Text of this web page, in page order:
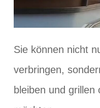
Sie können nicht
verbringen,
bleiben und